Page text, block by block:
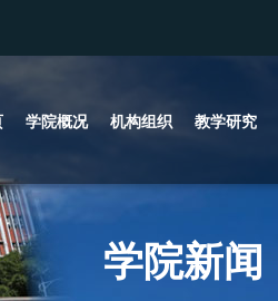
学院概况 机构组织 教学研究
学院新闻